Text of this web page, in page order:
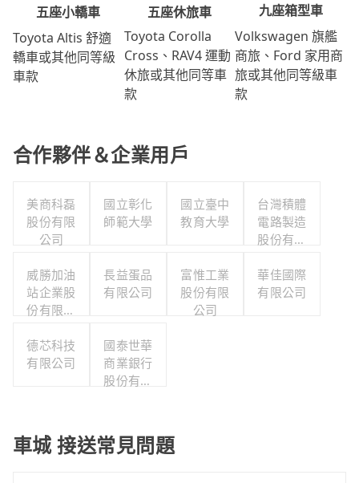
五座小轎車
Toyota Altis 舒適
轎車或其他同等級
車款
五座休旅車
Toyota Corolla
Cross、RAV4 運動
休旅或其他同等車
款
九座箱型車
Volkswagen 旗艦
商旅、Ford 家用商
旅或其他同等級車
款
合作夥伴＆企業用戶
美商科磊
股份有限
公司
國立彰化
師範大學
國立臺中
教育大學
台灣積體
電路製造
股份有限
威勝加油
站企業股
份有限公
長益蛋品
有限公司
富惟工業
股份有限
公司
華佳國際
有限公司
德芯科技
有限公司
國泰世華
商業銀行
股份有限
車城 接送常見問題